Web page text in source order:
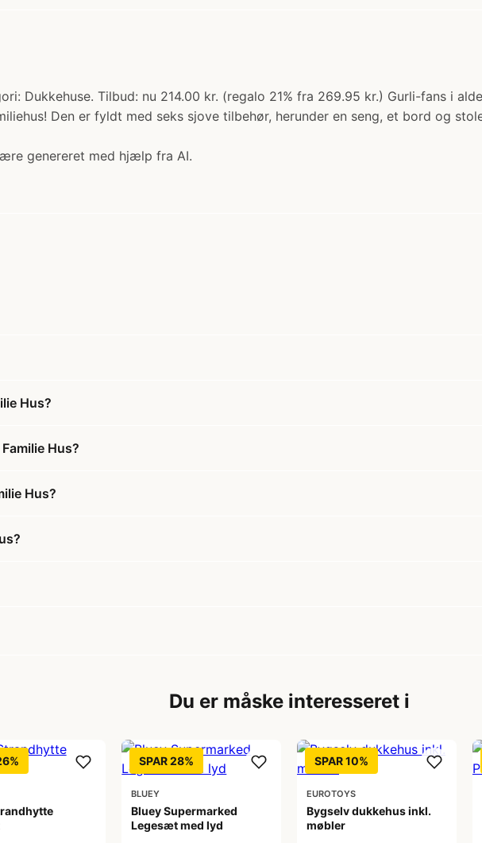
Dukkehuse. Tilbud: nu 214.00 kr. (regalo 21% fra 269.95 kr.) Gurli-fans i
Den er fyldt med seks sjove tilbehør, herunder en seng, et bord og
genereret med hjælp fra AI.
Hus?
Hus?
Hus?
Du er måske interesseret i
SPAR 28%
BLUEY
Bluey Supermarked
Legesæt med lyd
SPAR 10%
EUROTOYS
Bygselv dukkehus inkl.
møbler